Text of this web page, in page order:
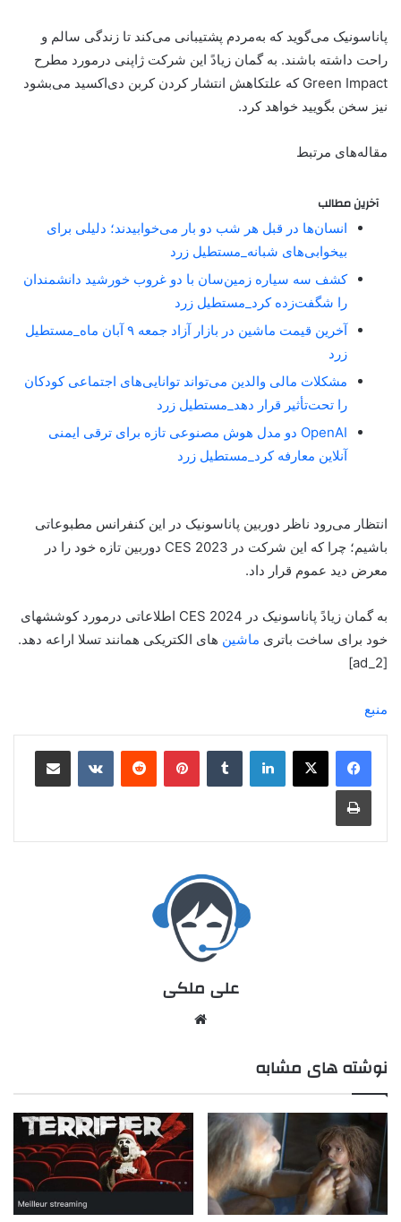
پاناسونیک می‌گوید که به‌مردم پشتیبانی می‌کند تا زندگی سالم‌ و
راحت داشته باشند. به گمان زیادً این شرکت ژاپنی درمورد مطرح
Green Impact که علتکاهش انتشار کردن کربن دی‌اکسید می‌بشود
نیز سخن بگویید خواهد کرد.
مقاله‌های مرتبط
آخرین مطالب
انسان‌ها در قبل هر شب دو بار می‌خوابیدند؛ دلیلی برای
بیخوابی‌های شبانه_مستطیل زرد
کشف سه سیاره زمین‌سان با دو غروب خورشید دانشمندان
را شگفت‌زده کرد_مستطیل زرد
آخرین قیمت ماشین در بازار آزاد جمعه ۹ آبان ماه_مستطیل
زرد
مشکلات مالی والدین می‌تواند توانایی‌های اجتماعی کودکان
را تحت‌تأثیر قرار دهد_مستطیل زرد
OpenAI دو مدل هوش مصنوعی تازه برای ترقی ایمنی
آنلاین معارفه کرد_مستطیل زرد
انتظار می‌رود ناظر دوربین پاناسونیک در این کنفرانس مطبوعاتی
باشیم؛‌ چرا که این شرکت در CES 2023 دوربین تازه خود را در
معرض دید عموم قرار داد.
به گمان زیادً پاناسونیک در CES 2024 اطلاعاتی درمورد کوششهای
خود برای ساخت باتری ماشین های الکتریکی همانند تسلا اراعه دهد.
[ad_2]
منبع
علی ملکی
نوشته های مشابه